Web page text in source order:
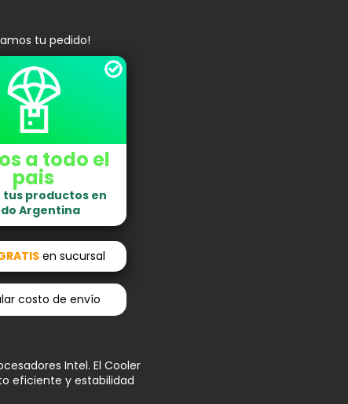
tu pedido!
a todo el
pais
tus productos en
Argentina
en sucursal
costo de envío
Intel. El Cooler
eficiente y estabilidad